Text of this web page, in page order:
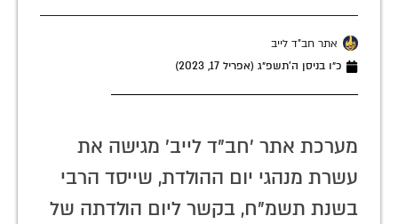
אתר חב"ד לייב
כ״ו בניסן ה׳תשפ״ג (אפריל 17, 2023)
מערכת אתר 'חב"ד לייב' מגישה את
עשרת מנהגי יום ההולדת, שייסד הרבי
בשנת תשמ"ח, בקשר ליום הולדתה של